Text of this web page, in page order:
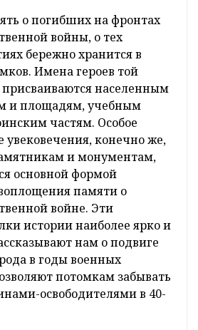
о погибших на фронтах
войны, о тех
бережно хранится в
Имена героев той
населенным
и площадям, учебным
частям. Особое
увековечения, конечно же,
и монументам,
основной формой
памяти о
войне. Эти
истории наиболее ярко и
нам о подвиге
в годы военных
потомкам забывать
освободителями в 40-